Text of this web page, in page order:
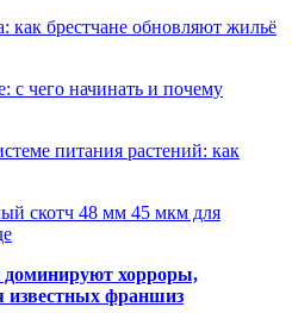
как брестчане обновляют жильё
с чего начинать и почему
питания растений: как
скотч 48 мм 45 мкм для
доминируют хорроры,
известных франшиз